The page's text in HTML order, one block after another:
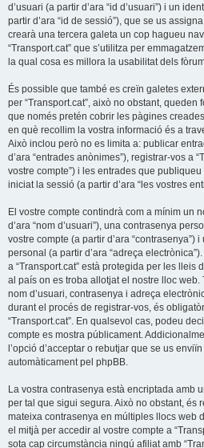
d’usuari (a partir d’ara “id d’usuari”) i un
partir d’ara “id de sessió”), que se us
crearà una tercera galeta un cop hagueu
“Transport.cat” que s’utilitza per
la qual cosa es millora la usabilitat dels
És possible que també es creïn galetes
per “Transport.cat”, això no obstant, queden
que només pretén cobrir les pàgines
en què recollim la vostra informació és a
Això inclou però no es limita a: publicar
d’ara “entrades anònimes”), registrar-vos a
vostre compte”) i les entrades que
iniciat la sessió (a partir d’ara “les vostres
El vostre compte contindrà com a mínim un
d’ara “nom d’usuari”), una contrasenya
vostre compte (a partir d’ara “contrasenya”)
personal (a partir d’ara “adreça
a “Transport.cat” està protegida per les lleis
al país on es troba allotjat el nostre lloc web.
nom d’usuari, contrasenya i adreça
durant el procés de registrar-vos, és
“Transport.cat”. En qualsevol cas, podeu
compte es mostra públicament.
l’opció d’acceptar o rebutjar que se us
automàticament pel phpBB.
La vostra contrasenya està encriptada amb
per tal que sigui segura. Això no obstant, és
mateixa contrasenya en múltiples llocs web
el mitjà per accedir al vostre compte a
sota cap circumstància ningú afiliat amb